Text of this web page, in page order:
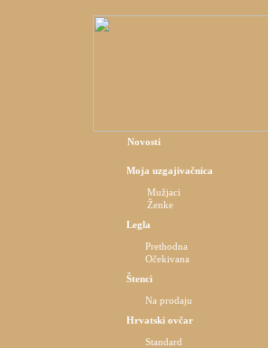
Novosti
Moja uzgajivačnica
Mužjaci
Ženke
Legla
Prethodna
Očekivana
Štenci
Na prodaju
Hrvatski ovčar
Standard